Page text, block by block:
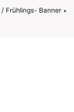
/ Frühlings- Banner ∗